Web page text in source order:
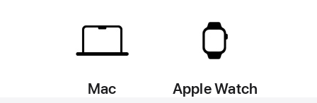
Mac Apple Watch